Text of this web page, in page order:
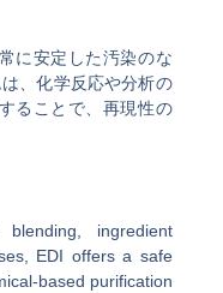
に安定した汚染のな
、化学反応や分析の
ることで、再現性の
ingredient
EDI offers a safe
based purification